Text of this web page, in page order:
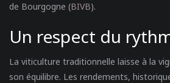
de Bourgogne (BIVB).
Un respect du
La viticulture traditionnelle laisse à la
son équilibre. Les rendements,